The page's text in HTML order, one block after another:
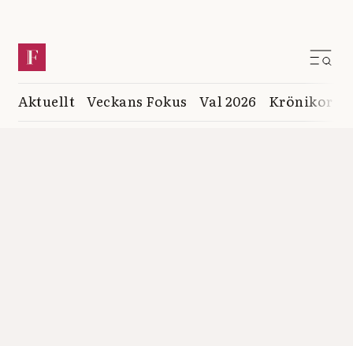
Aktuellt Veckans Fokus Val 2026 Krönikor